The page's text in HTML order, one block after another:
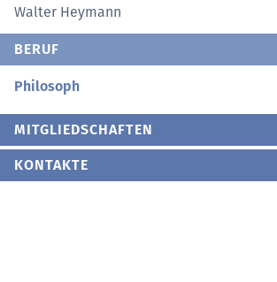
Walter Heymann
BERUF
Philosoph
MITGLIEDSCHAFTEN
KONTAKTE